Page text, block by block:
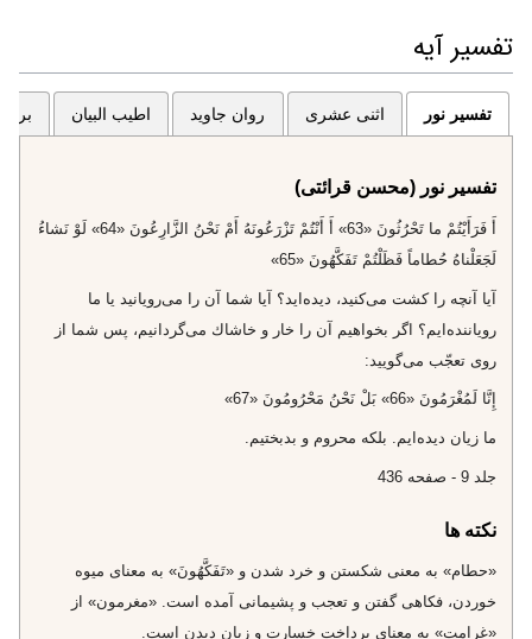
تفسیر آیه
تفسیر نور اثنی عشری روان جاوید اطیب البیان
تفسیر نور (محسن قرائتی)
أَ فَرَأَيْتُمْ ما تَحْرُثُونَ «63» أَ أَنْتُمْ تَزْرَعُونَهُ أَمْ نَحْنُ الزَّارِعُونَ «64» لَوْ نَشاءُ
لَجَعَلْناهُ حُطاماً فَظَلْتُمْ تَفَكَّهُونَ «65»
آيا آنچه را كشت مى‌كنيد، ديده‌ايد؟ آيا شما آن را مى‌رويانيد يا ما
روياننده‌ايم؟ اگر بخواهيم آن را خار و خاشاك مى‌گردانيم، پس شما از
روى تعجّب مى‌گوييد:
إِنَّا لَمُغْرَمُونَ «66» بَلْ نَحْنُ مَحْرُومُونَ «67»
ما زيان ديده‌ايم. بلكه محروم و بدبختيم.
جلد 9 - صفحه 436
نکته ها
«حطام» به معنى شكستن و خرد شدن و «تَفَكَّهُونَ» به معناى ميوه
خوردن، فكاهى گفتن و تعجب و پشيمانى آمده است. «مغرمون» از
«غرامت» به معناى پرداخت خسارت و زيان ديدن است.